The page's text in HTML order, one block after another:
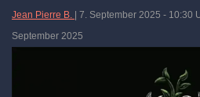
Jean Pierre B. 7. September 2025 - 10:30
September 2025